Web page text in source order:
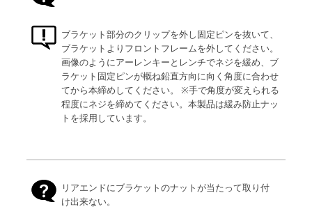
ブラケット部分のクリップを外し固定ピンを抜いて、
ブラケットよりフロントフレームを外してください。
画像のようにアーレンキーとレンチでネジを緩め、ブ
ラケット固定ピンが概ね鉛直方向に向く角度に合わせ
てから本締めしてください。 ※手で角度が変えられる
程度にネジを締めてください。本製品は緩み防止ナッ
トを採用しています。
リアエンドにブラケットのナットが当たって取り付
け出来ない。